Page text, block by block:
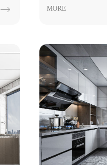
 MORE